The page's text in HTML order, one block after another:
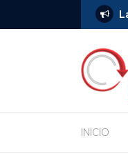
com a
INICIO